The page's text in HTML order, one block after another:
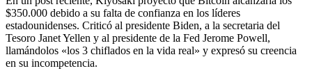
$350.000 debido a su falta de confianza en los líderes
estadounidenses. Criticó al presidente Biden, a la secretaria del
Tesoro Janet Yellen y al presidente de la Fed Jerome Powell,
llamándolos «los 3 chiflados en la vida real» y expresó su creencia
en su incompetencia.